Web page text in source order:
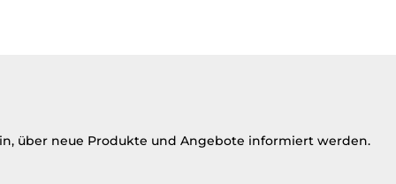
über neue Produkte und Angebote informiert werden.